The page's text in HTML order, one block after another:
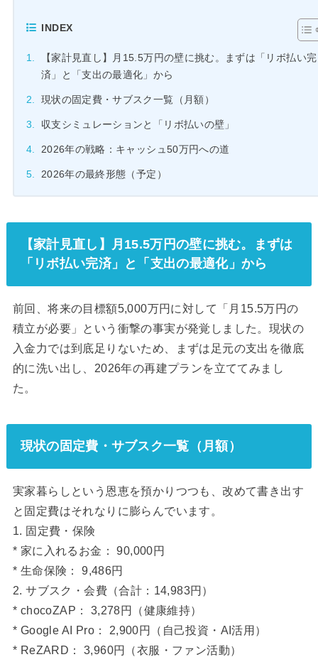
INDEX
【家計見直し】月15.5万円の壁に挑む。まずは「リボ払い完
済」と「支出の最適化」から
現状の固定費・サブスク一覧（月額）
収支シミュレーションと「リボ払いの壁」
2026年の戦略：キャッシュ50万円への道
2026年の最終形態（予定）
【家計見直し】月15.5万円の壁に挑む。まずは
「リボ払い完済」と「支出の最適化」から
前回、将来の目標額5,000万円に対して「月15.5万円の
積立が必要」という衝撃の事実が発覚しました。現状の
入金力では到底足りないため、まずは足元の支出を徹底
的に洗い出し、2026年の再建プランを立ててみまし
た。
現状の固定費・サブスク一覧（月額）
実家暮らしという恩恵を預かりつつも、改めて書き出す
と固定費はそれなりに膨らんでいます。
1. 固定費・保険
* 家に入れるお金： 90,000円
* 生命保険： 9,486円
2. サブスク・会費（合計：14,983円）
* chocoZAP： 3,278円（健康維持）
* Google AI Pro： 2,900円（自己投資・AI活用）
* ReZARD： 3,960円（衣服・ファン活動）